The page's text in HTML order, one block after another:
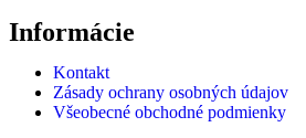
Informácie
Kontakt
Zásady ochrany osobných údajov
Všeobecné obchodné podmienky